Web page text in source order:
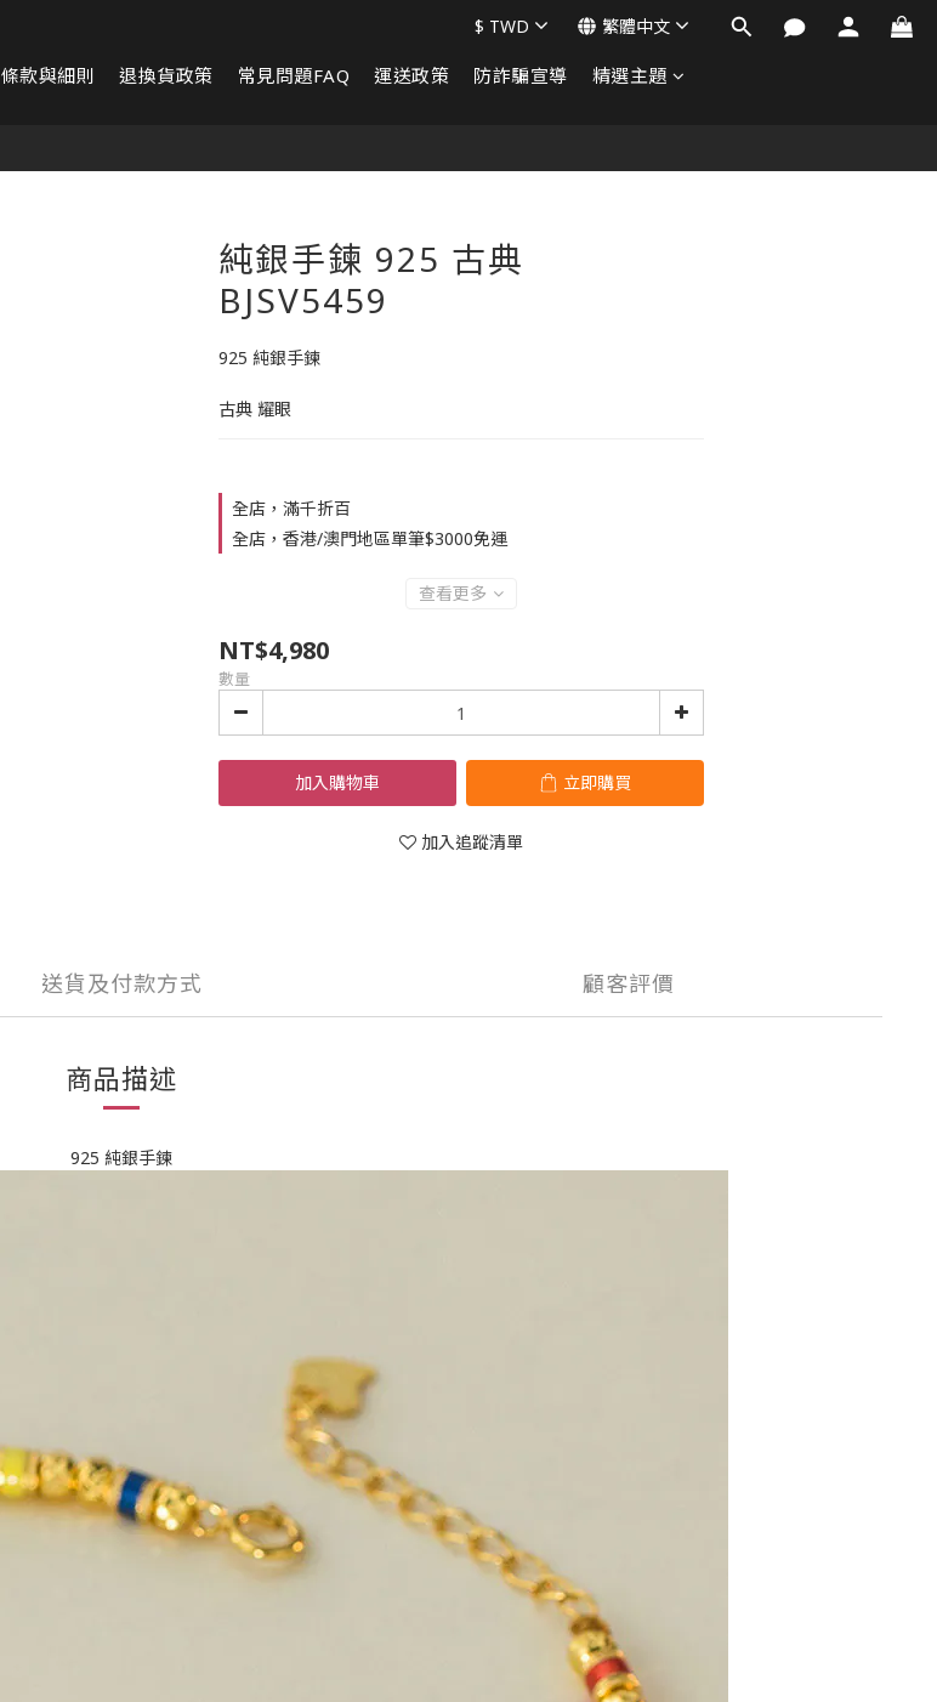
條款與細則 退換貨政策 常見問題FAQ 運送政策 防詐騙宣導 精選主題
$ TWD 繁體中文
純銀手鍊 925 古典
BJSV5459
925 純銀手鍊
古典 耀眼
全店，滿千折百
全店，香港/澳門地區單筆$3000免運
查看更多
NT$4,980
數量
加入購物車 立即購買
加入追蹤清單
送貨及付款方式 顧客評價
商品描述
925 純銀手鍊
立即購買